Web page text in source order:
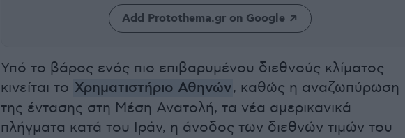
Add Protothema.gr on Google
Υπό το βάρος ενός πιο επιβαρυμένου διεθνούς κλίματος
κινείται το Χρηματιστήριο Αθηνών, καθώς η αναζωπύρωση
της έντασης στη Μέση Ανατολή, τα νέα αμερικανικά
πλήγματα κατά του Ιράν, η άνοδος των διεθνών τιμών του